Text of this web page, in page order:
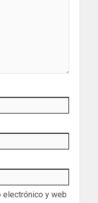
electrónico y web